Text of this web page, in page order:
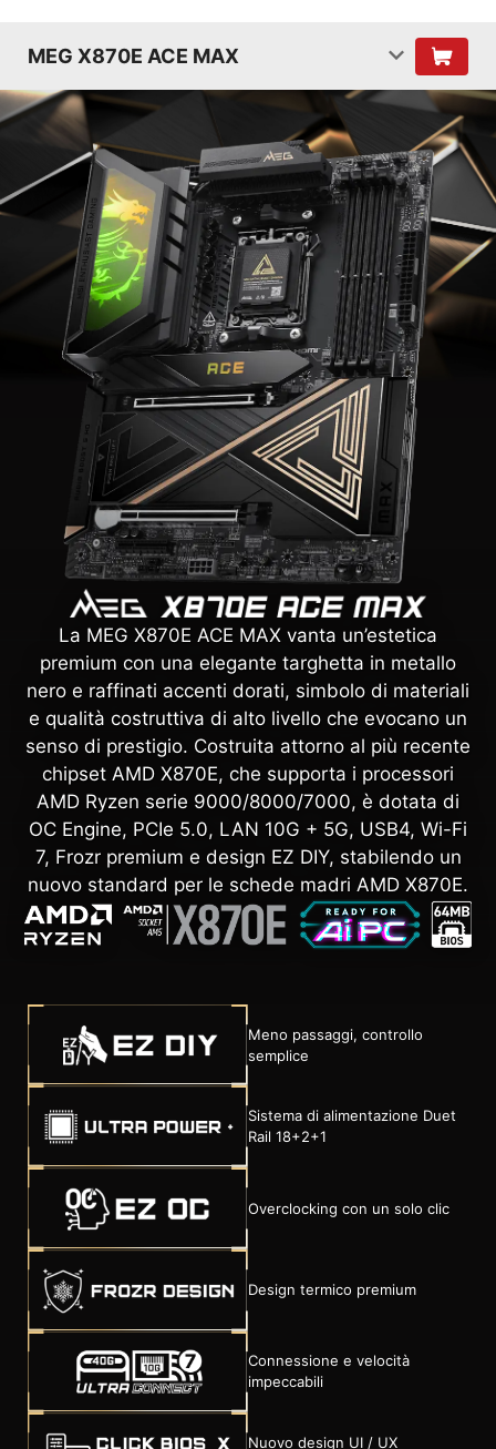
MEG X870E ACE MAX
La MEG X870E ACE MAX vanta un’estetica
premium con una elegante targhetta in metallo
nero e raffinati accenti dorati, simbolo di materiali
e qualità costruttiva di alto livello che evocano un
senso di prestigio. Costruita attorno al più recente
chipset AMD X870E, che supporta i processori
AMD Ryzen serie 9000/8000/7000, è dotata di
OC Engine, PCIe 5.0, LAN 10G + 5G, USB4, Wi-Fi
7, Frozr premium e design EZ DIY, stabilendo un
nuovo standard per le schede madri AMD X870E.
Meno passaggi, controllo
semplice
Sistema di alimentazione Duet
Rail 18+2+1
Overclocking con un solo clic
Design termico premium
Connessione e velocità
impeccabili
Nuovo design UI / UX